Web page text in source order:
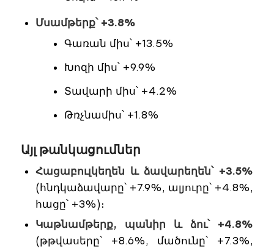
Մսամթերք՝ +3.8%
Գառան միս՝ +13.5%
Խոզի միս՝ +9.9%
Տավարի միս՝ +4.2%
Թռչնամիս՝ +1.8%
Այլ թանկացումներ
Հացաբուլկեղեն և ձավարեղեն՝ +3.5%
(հնդկաձավարը՝ +7.9%, ալյուրը՝ +4.8%,
հացը՝ +3%)։
Կաթնամթերք, պանիր և ձու՝ +4.8%
(թթվասերը՝ +8.6%, մածունը՝ +7.3%,